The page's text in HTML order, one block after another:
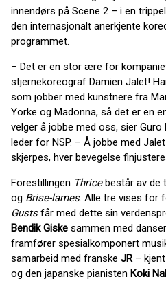
innendørs på Scene 2 – i en
den internasjonalt anerkjente
programmet.
– Det er en stor ære for
stjernekoreograf Damien Jalet!
som jobber med kunstnere fra
Yorke og Madonna, så det er en
velger å jobbe med oss, sier
leder for NSP. – Å jobbe med
skjerpes, hver bevegelse
Forestillingen Thricebestår av de
og Brise-lames. Alle tre vises for
Gustsfår med dette sin
Bendik Giske sammen med
framfører spesialkomponert
samarbeid med franske JR–
og den japanske pianisten Koki